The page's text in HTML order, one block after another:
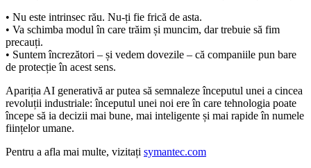
• Nu este intrinsec rău. Nu-ți fie frică de asta.
• Va schimba modul în care trăim și muncim, dar trebuie să fim
precauți.
• Suntem încrezători – și vedem dovezile – că companiile pun bare
de protecție în acest sens.
Apariția AI generativă ar putea să semnaleze începutul unei a cincea
revoluții industriale: începutul unei noi ere în care tehnologia poate
începe să ia decizii mai bune, mai inteligente și mai rapide în numele
ființelor umane.
Pentru a afla mai multe, vizitați symantec.com